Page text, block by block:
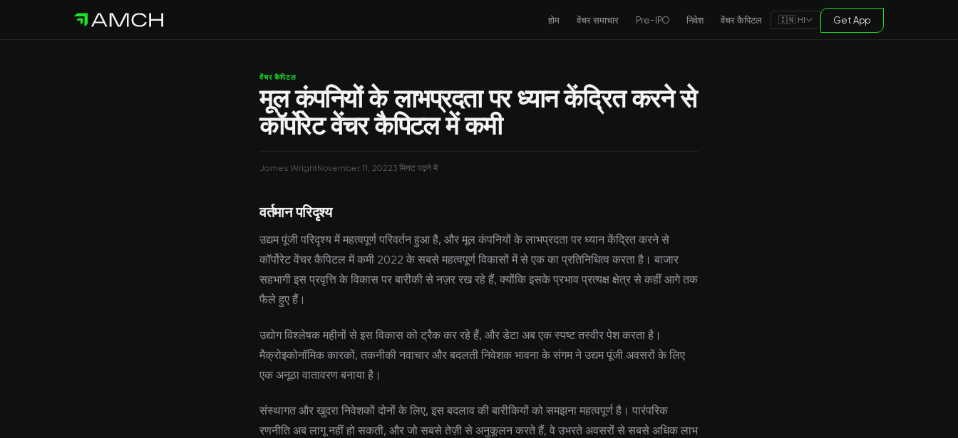
होम वेंचर समाचार Pre-IPO निवेश वेंचर कैपिटल 🇮🇳 HI Get App
वेंचर कैपिटल
मूल कंपनियों के लाभप्रदता पर ध्यान केंद्रित करने से
कॉर्पोरेट वेंचर कैपिटल में कमी
James WrightNovember 11, 20223 मिनट पढ़ने में
वर्तमान परिदृश्य
उद्यम पूंजी परिदृश्य में महत्वपूर्ण परिवर्तन हुआ है, और मूल कंपनियों के लाभप्रदता पर ध्यान केंद्रित करने से
कॉर्पोरेट वेंचर कैपिटल में कमी 2022 के सबसे महत्वपूर्ण विकासों में से एक का प्रतिनिधित्व करता है। बाजार
सहभागी इस प्रवृत्ति के विकास पर बारीकी से नज़र रख रहे हैं, क्योंकि इसके प्रभाव प्रत्यक्ष क्षेत्र से कहीं आगे तक
फैले हुए हैं।
उद्योग विश्लेषक महीनों से इस विकास को ट्रैक कर रहे हैं, और डेटा अब एक स्पष्ट तस्वीर पेश करता है।
मैक्रोइकोनॉमिक कारकों, तकनीकी नवाचार और बदलती निवेशक भावना के संगम ने उद्यम पूंजी अवसरों के लिए
एक अनूठा वातावरण बनाया है।
संस्थागत और खुदरा निवेशकों दोनों के लिए, इस बदलाव की बारीकियों को समझना महत्वपूर्ण है। पारंपरिक
रणनीति अब लागू नहीं हो सकती, और जो सबसे तेज़ी से अनुकूलन करते हैं, वे उभरते अवसरों से सबसे अधिक लाभ